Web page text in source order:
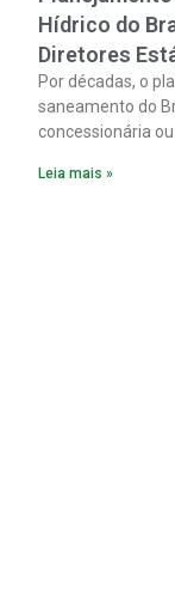
Hídrico do
Diretores
Por décadas, o
saneamento do
concessionária
Leia mais »